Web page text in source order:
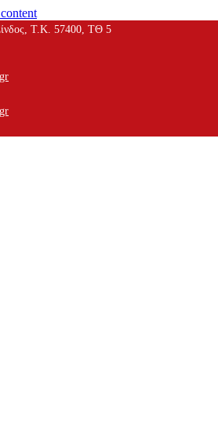
Τ.Κ. 57400, ΤΘ 5